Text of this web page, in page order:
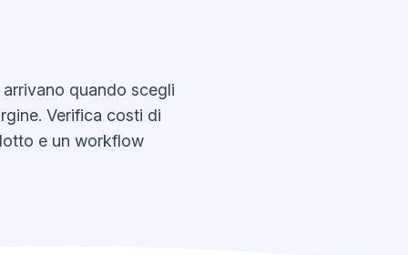
quando scegli
Verifica costi di
e un workflow